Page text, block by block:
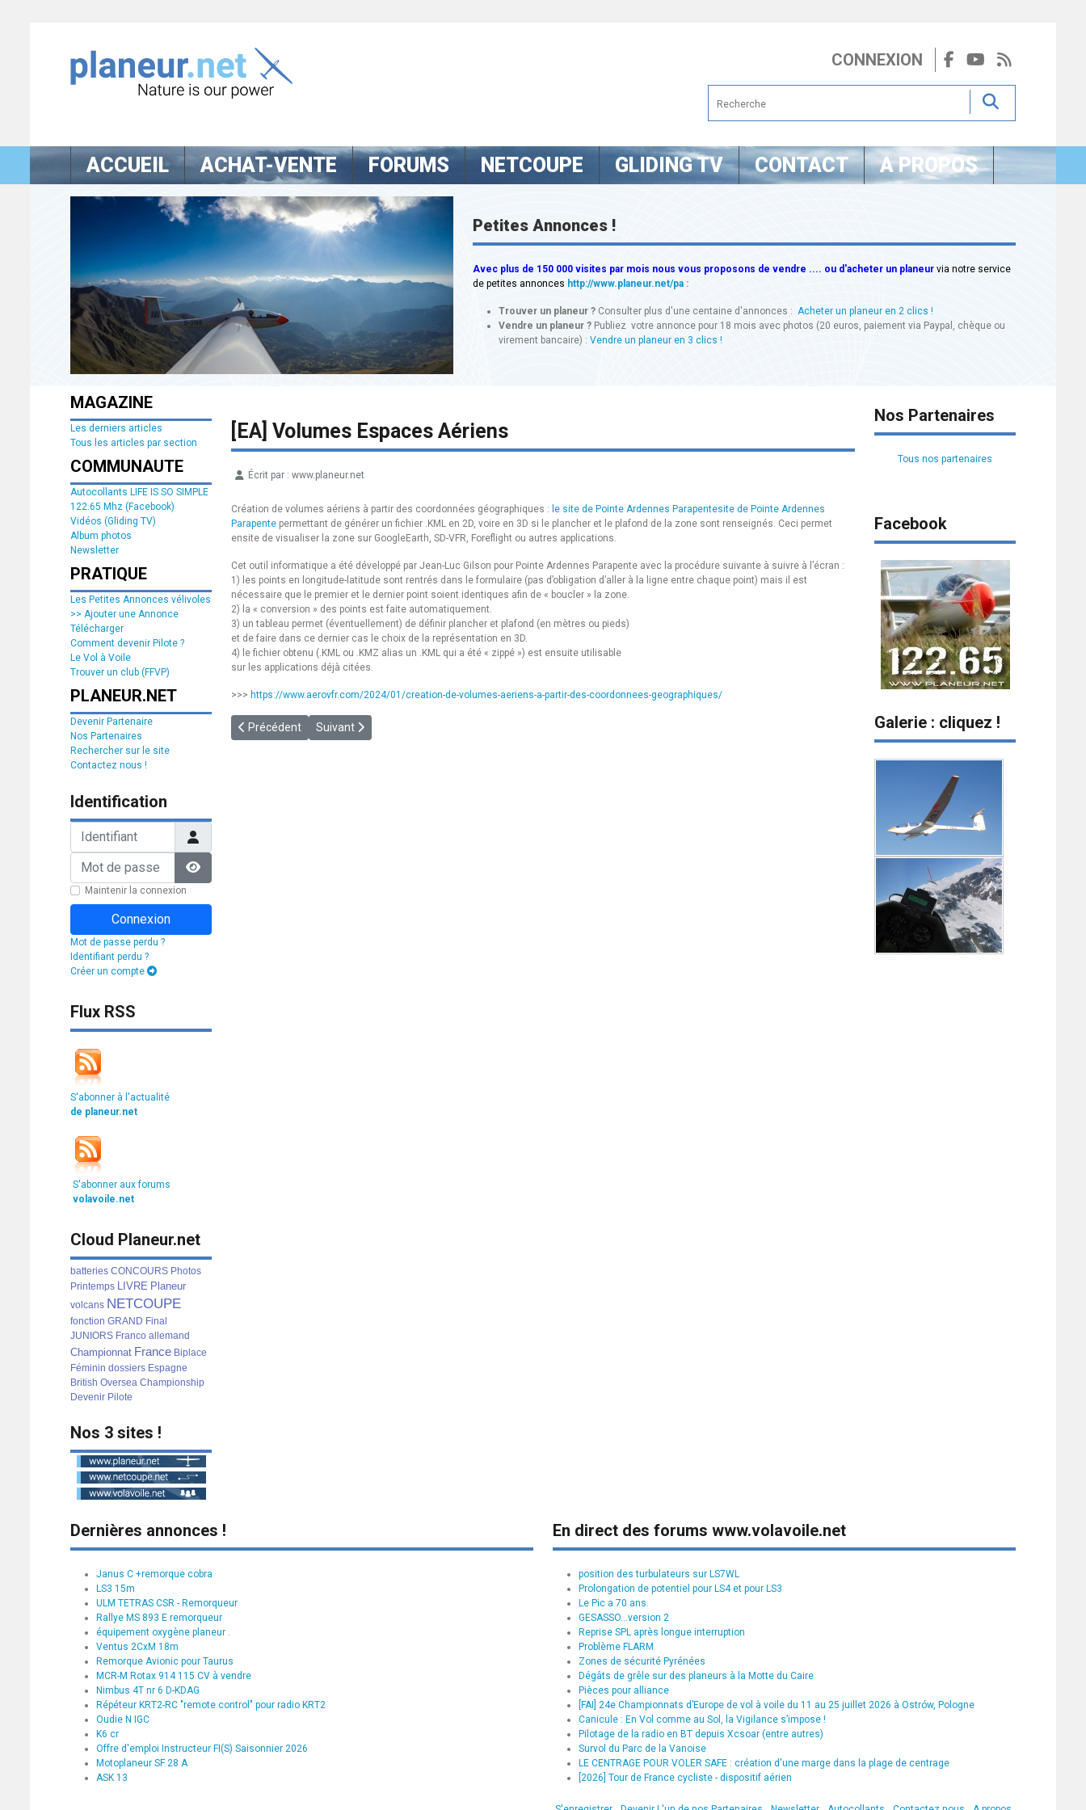
CONNEXION
ACCUEIL ACHAT-VENTE FORUMS NETCOUPE GLIDING TV CONTACT A PROPOS
Petites Annonces !
Avec plus de 150 000 visites par mois nous vous proposons de vendre .... ou d'acheter un planeur via notre service
de petites annonces http://www.planeur.net/pa:
Trouver un planeur ? Consulter plus d'une centaine d'annonces : Acheter un planeur en 2 clics !
Vendre un planeur ? Publiez votre annonce pour 18 mois avec photos (20 euros, paiement via Paypal, chèque ou
virement bancaire) : Vendre un planeur en 3 clics !
MAGAZINE
Les derniers articles
Tous les articles par section
COMMUNAUTE
Autocollants LIFE IS SO SIMPLE
122.65 Mhz (Facebook)
Vidéos (Gliding TV)
Album photos
Newsletter
PRATIQUE
Les Petites Annonces vélivoles
>> Ajouter une Annonce
Télécharger
Comment devenir Pilote ?
Le Vol à Voile
Trouver un club (FFVP)
PLANEUR.NET
Devenir Partenaire
Nos Partenaires
Rechercher sur le site
Contactez nous !
Identification
Identifiant
Mot de passe
Afficher le mot de passe
Maintenir la connexion
Connexion
Mot de passe perdu ?
Identifiant perdu ?
Créer un compte
Flux RSS
S'abonner à l'actualité
de planeur.net
S'abonner aux forums
volavoile.net
Cloud Planeur.net
batteries CONCOURS Photos
Printemps LIVRE Planeur
volcans NETCOUPE
fonction GRAND Final
JUNIORS Franco allemand
Championnat France Biplace
Féminin dossiers Espagne
British Oversea Championship
Devenir Pilote
Nos 3 sites !
[EA] Volumes Espaces Aériens
Écrit par : www.planeur.net
Création de volumes aériens à partir des coordonnées géographiques : le site de Pointe Ardennes Parapentesite de Pointe Ardennes
Parapente permettant de générer un fichier .KML en 2D, voire en 3D si le plancher et le plafond de la zone sont renseignés. Ceci permet
ensite de visualiser la zone sur GoogleEarth, SD-VFR, Foreflight ou autres applications.
Cet outil informatique a été développé par Jean-Luc Gilson pour Pointe Ardennes Parapente avec la procédure suivante à suivre à l’écran :
1) les points en longitude-latitude sont rentrés dans le formulaire (pas d’obligation d’aller à la ligne entre chaque point) mais il est
nécessaire que le premier et le dernier point soient identiques afin de « boucler » la zone.
2) la « conversion » des points est faite automatiquement.
3) un tableau permet (éventuellement) de définir plancher et plafond (en mètres ou pieds)
et de faire dans ce dernier cas le choix de la représentation en 3D.
4) le fichier obtenu (.KML ou .KMZ alias un .KML qui a été « zippé ») est ensuite utilisable
sur les applications déjà citées.
>>> https://www.aerovfr.com/2024/01/creation-de-volumes-aeriens-a-partir-des-coordonnees-geographiques/
Article précédent : [VERCORS] Zones de Sensibilité Majeures
Précédent Article suivant : [RTBA] Le support téléphonique RTBA sera supprimé
Suivant
Nos Partenaires
Tous nos partenaires
Facebook
Galerie : cliquez !
Dernières annonces !
Janus C +remorque cobra
LS3 15m
ULM TETRAS CSR - Remorqueur
Rallye MS 893 E remorqueur
équipement oxygène planeur .
Ventus 2CxM 18m
Remorque Avionic pour Taurus
MCR-M Rotax 914 115 CV à vendre
Nimbus 4T nr 6 D-KDAG
Répéteur KRT2-RC "remote control" pour radio KRT2
Oudie N IGC
K6 cr
Offre d'emploi Instructeur FI(S) Saisonnier 2026
Motoplaneur SF 28 A
ASK 13
En direct des forums www.volavoile.net
position des turbulateurs sur LS7WL
Prolongation de potentiel pour LS4 et pour LS3
Le Pic a 70 ans.
GESASSO...version 2
Reprise SPL après longue interruption
Problème FLARM
Zones de sécurité Pyrénées
Dégâts de grêle sur des planeurs à la Motte du Caire
Pièces pour alliance
[FAI] 24e Championnats d’Europe de vol à voile du 11 au 25 juillet 2026 à Ostrów, Pologne
Canicule : En Vol comme au Sol, la Vigilance s’impose !
Pilotage de la radio en BT depuis Xcsoar (entre autres)
Survol du Parc de la Vanoise
LE CENTRAGE POUR VOLER SAFE : création d'une marge dans la plage de centrage
[2026] Tour de France cycliste - dispositif aérien